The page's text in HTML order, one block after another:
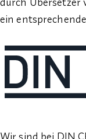
ein